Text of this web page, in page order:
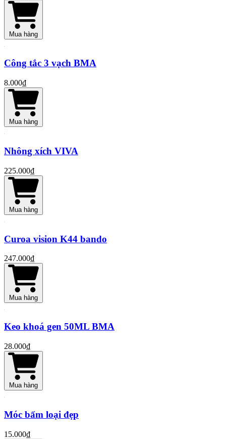
Mua hàng
Công tắc 3 vạch BMA
8.000₫
Mua hàng
Nhông xích VIVA
225.000₫
Mua hàng
Curoa vision K44 bando
247.000₫
Mua hàng
Keo khoá gen 50ML BMA
28.000₫
Mua hàng
Móc bấm loại đẹp
15.000₫